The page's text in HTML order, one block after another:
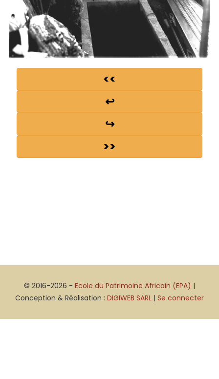
<<
↩
↪
>>
© 2016-2026 - Ecole du Patrimoine Africain (EPA) |
Conception & Réalisation : DIGIWEB SARL | Se connecter